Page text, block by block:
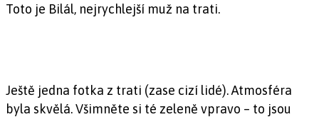
Toto je Bilál, nejrychlejší muž na trati.
Ještě jedna fotka z trati (zase cizí lidé). Atmosféra
byla skvělá. Všimněte si té zeleně vpravo – to jsou